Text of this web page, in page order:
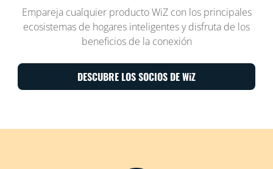
Empareja cualquier producto WiZ con los principales
ecosistemas de hogares inteligentes y disfruta de los
beneficios de la conexión
DESCUBRE LOS SOCIOS DE WiZ